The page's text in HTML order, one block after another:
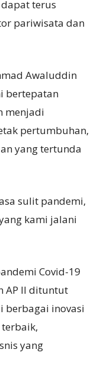
terus
pariwisata dan
Awaluddin
bertepatan
menjadi
pertumbuhan,
yang tertunda
sulit pandemi,
kami jalani
Covid-19
AP II dituntut
berbagai inovasi
yang